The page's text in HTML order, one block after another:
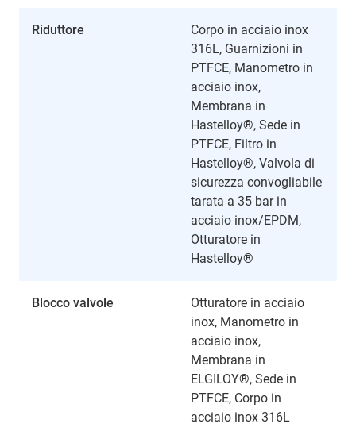
Riduttore
Corpo in acciaio inox
316L, Guarnizioni in
PTFCE, Manometro in
acciaio inox,
Membrana in
Hastelloy®, Sede in
PTFCE, Filtro in
Hastelloy®, Valvola di
sicurezza convogliabile
tarata a 35 bar in
acciaio inox/EPDM,
Otturatore in
Hastelloy®
Blocco valvole
Otturatore in acciaio
inox, Manometro in
acciaio inox,
Membrana in
ELGILOY®, Sede in
PTFCE, Corpo in
acciaio inox 316L